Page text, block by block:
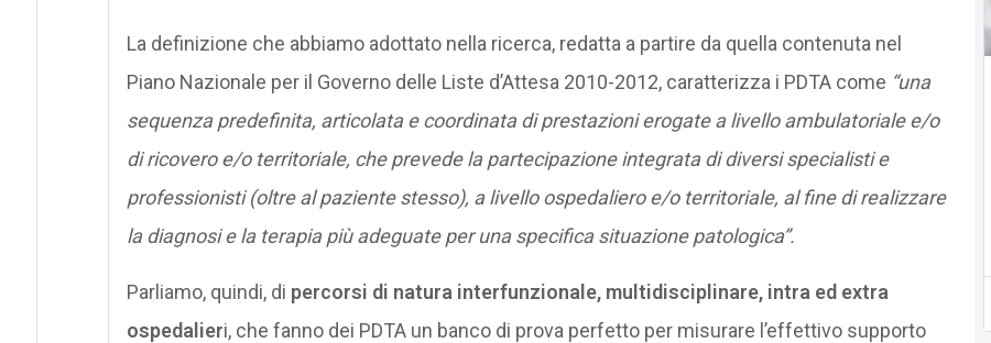
La definizione che abbiamo adottato nella ricerca, redatta a partire da quella contenuta nel
Piano Nazionale per il Governo delle Liste d’Attesa 2010-2012, caratterizza i PDTA come “una
sequenza predefinita, articolata e coordinata di prestazioni erogate a livello ambulatoriale e/o
di ricovero e/o territoriale, che prevede la partecipazione integrata di diversi specialisti e
professionisti (oltre al paziente stesso), a livello ospedaliero e/o territoriale, al fine di realizzare
la diagnosi e la terapia più adeguate per una specifica situazione patologica”.
Parliamo, quindi, di percorsi di natura interfunzionale, multidisciplinare, intra ed extra
ospedalieri, che fanno dei PDTA un banco di prova perfetto per misurare l’effettivo supporto